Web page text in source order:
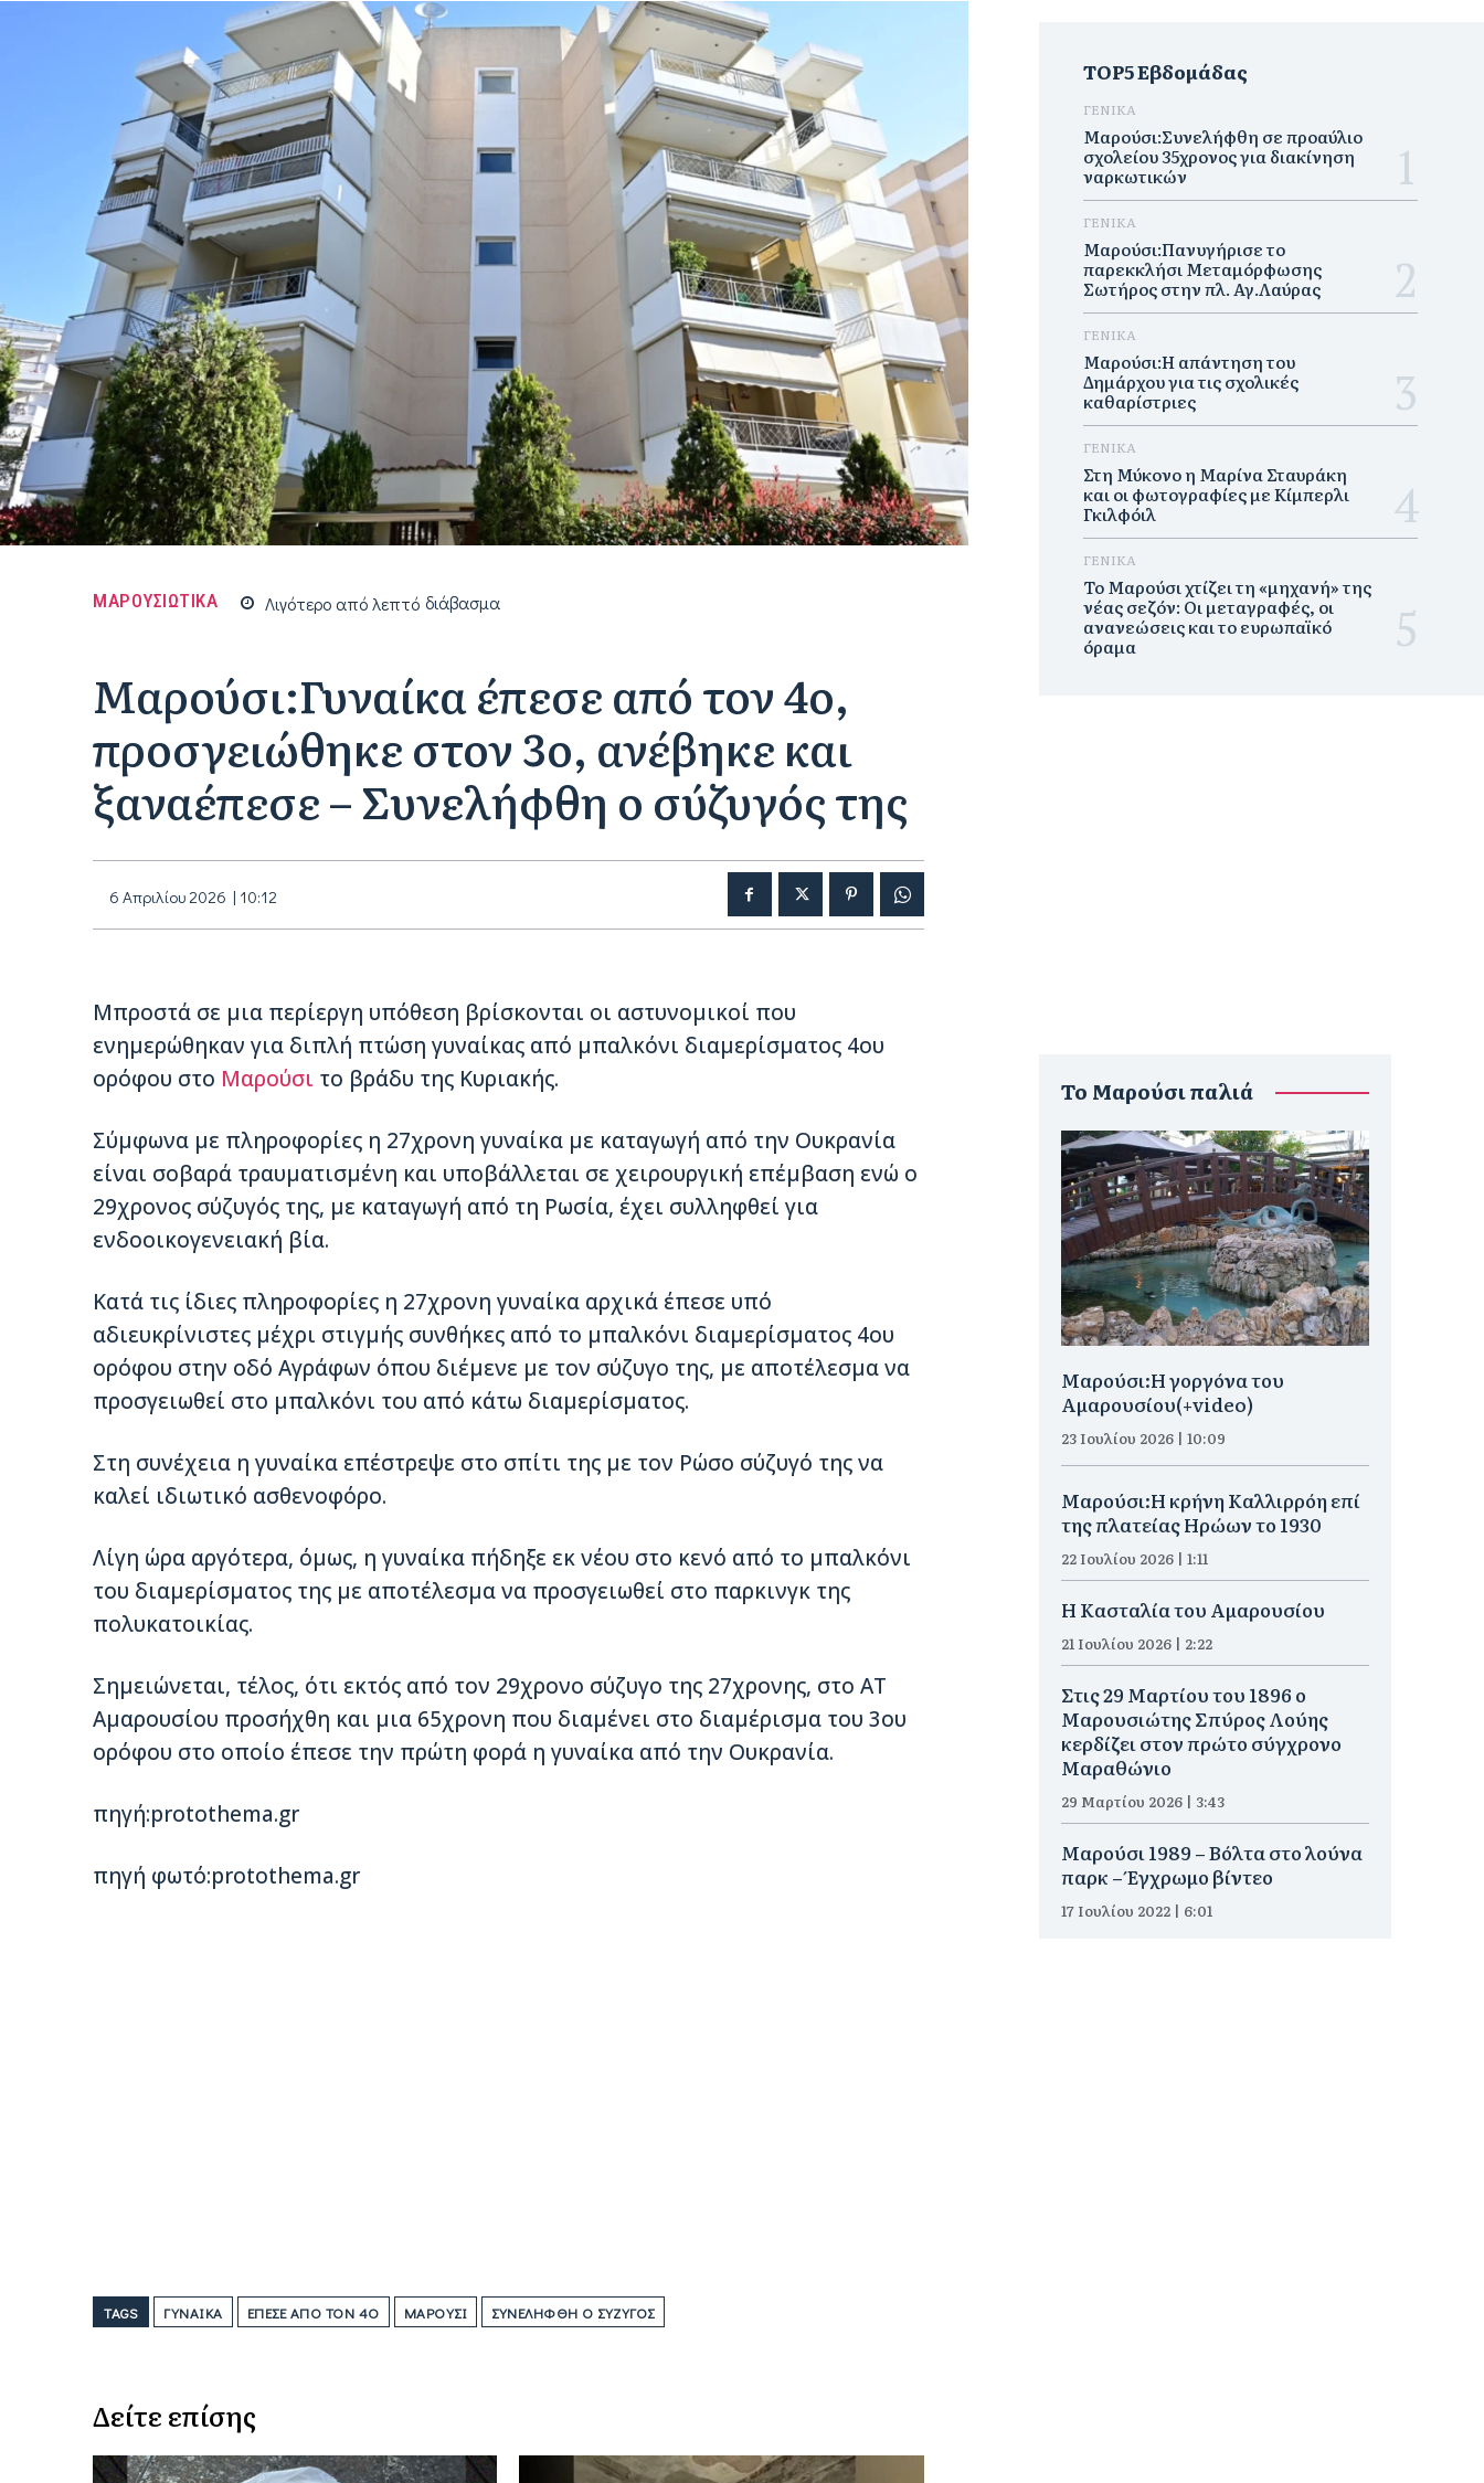
ΜΑΡΟΥΣΙΩΤΙΚΑ Λιγότερο απόλεπτό διάβασμα
Μαρούσι:Γυναίκα έπεσε από τον 4ο,
προσγειώθηκε στον 3ο, ανέβηκε και
ξαναέπεσε – Συνελήφθη ο σύζυγός της
6 Απριλίου 2026 | 10:12
Μπροστά σε μια περίεργη υπόθεση βρίσκονται οι αστυνομικοί που
ενημερώθηκαν για διπλή πτώση γυναίκας από μπαλκόνι διαμερίσματος 4ου
ορόφου στο Μαρούσι το βράδυ της Κυριακής.
Σύμφωνα με πληροφορίες η 27χρονη γυναίκα με καταγωγή από την Ουκρανία
είναι σοβαρά τραυματισμένη και υποβάλλεται σε χειρουργική επέμβαση ενώ ο
29χρονος σύζυγός της, με καταγωγή από τη Ρωσία, έχει συλληφθεί για
ενδοοικογενειακή βία.
Κατά τις ίδιες πληροφορίες η 27χρονη γυναίκα αρχικά έπεσε υπό
αδιευκρίνιστες μέχρι στιγμής συνθήκες από το μπαλκόνι διαμερίσματος 4ου
ορόφου στην οδό Αγράφων όπου διέμενε με τον σύζυγο της, με αποτέλεσμα να
προσγειωθεί στο μπαλκόνι του από κάτω διαμερίσματος.
Στη συνέχεια η γυναίκα επέστρεψε στο σπίτι της με τον Ρώσο σύζυγό της να
καλεί ιδιωτικό ασθενοφόρο.
Λίγη ώρα αργότερα, όμως, η γυναίκα πήδηξε εκ νέου στο κενό από το μπαλκόνι
του διαμερίσματος της με αποτέλεσμα να προσγειωθεί στο παρκινγκ της
πολυκατοικίας.
Σημειώνεται, τέλος, ότι εκτός από τον 29χρονο σύζυγο της 27χρονης, στο ΑΤ
Αμαρουσίου προσήχθη και μια 65χρονη που διαμένει στο διαμέρισμα του 3ου
ορόφου στο οποίο έπεσε την πρώτη φορά η γυναίκα από την Ουκρανία.
πηγή:protothema.gr
πηγή φωτό:protothema.gr
TAGS ΓΥΝΑΊΚΑ ΈΠΕΣΕ ΑΠΌ ΤΟΝ 4Ο ΜΑΡΟΎΣΙ ΣΥΝΕΛΉΦΘΗ Ο ΣΎΖΥΓΌΣ
Δείτε επίσης
TOP5 Εβδομάδας
ΓΕΝΙΚΑ
Μαρούσι:Συνελήφθη σε προαύλιο
σχολείου 35χρονος για διακίνηση
ναρκωτικών
ΓΕΝΙΚΑ
Μαρούσι:Πανυγήρισε το
παρεκκλήσι Μεταμόρφωσης
Σωτήρος στην πλ. Αγ.Λαύρας
ΓΕΝΙΚΑ
Μαρούσι:Η απάντηση του
Δημάρχου για τις σχολικές
καθαρίστριες
ΓΕΝΙΚΑ
Στη Μύκονο η Μαρίνα Σταυράκη
και οι φωτογραφίες με Κίμπερλι
Γκιλφόιλ
ΓΕΝΙΚΑ
Το Μαρούσι χτίζει τη «μηχανή» της
νέας σεζόν: Οι μεταγραφές, οι
ανανεώσεις και το ευρωπαϊκό
όραμα
To Μαρούσι παλιά
Μαρούσι:H γοργόνα του
Αμαρουσίου(+video)
23 Ιουλίου 2026 | 10:09
Μαρούσι:Η κρήνη Καλλιρρόη επί
της πλατείας Ηρώων το 1930
22 Ιουλίου 2026 | 1:11
Η Κασταλία του Αμαρουσίου
21 Ιουλίου 2026 | 2:22
Στις 29 Μαρτίου του 1896 ο
Μαρουσιώτης Σπύρος Λούης
κερδίζει στον πρώτο σύγχρονο
Μαραθώνιο
29 Μαρτίου 2026 | 3:43
Μαρούσι 1989 – Βόλτα στο λούνα
παρκ – Έγχρωμο βίντεο
17 Ιουλίου 2022 | 6:01